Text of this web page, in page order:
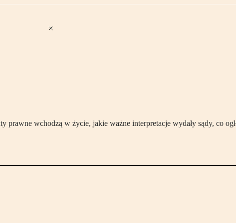
wchodzą w życie, jakie ważne interpretacje wydały sądy, co